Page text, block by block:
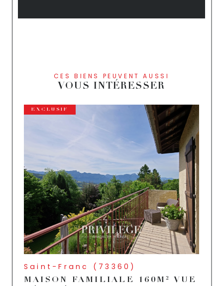
CES BIENS PEUVENT AUSSI
VOUS INTÉRESSER
EXCLUSIF
Saint-Franc (73360)
MAISON FAMILIALE 160M² VUE